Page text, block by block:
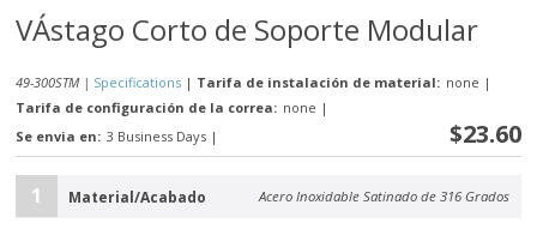
VÁstago Corto de Soporte Modular
49-300STM | Specifications | Tarifa de instalación de material: none |
Tarifa de configuración de la correa: none |
Se envia en: 3 Business Days | $23.60
1 Material/Acabado Acero Inoxidable Satinado de 316 Grados